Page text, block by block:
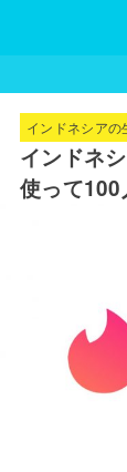
インドネシアの
インドネ
使って100